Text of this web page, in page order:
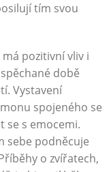
tím svou
pozitivní vliv i
době
Vystavení
spojeného se
se s emocemi.
sebe podněcuje
o zvířatech,